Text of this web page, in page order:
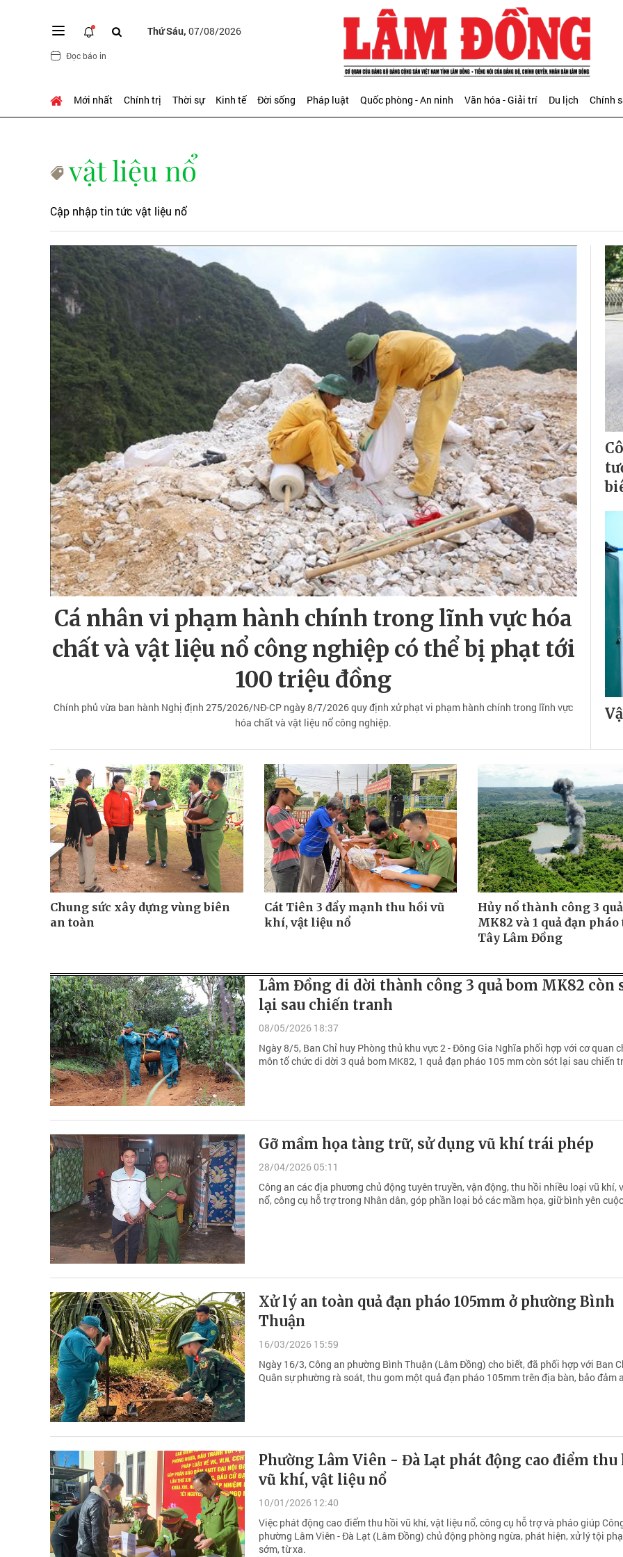
Thứ Sáu, 07/08/2026
Đọc báo in
Mới nhất Chính trị Thời sự Kinh tế Đời sống Pháp luật Quốc phòng - An ninh Văn hóa - Giải trí Du lịch Chính
vật liệu nổ
Cập nhập tin tức vật liệu nổ
Cá nhân vi phạm hành chính trong lĩnh vực hóa
chất và vật liệu nổ công nghiệp có thể bị phạt tới
100 triệu đồng
Chính phủ vừa ban hành Nghị định 275/2026/NĐ-CP ngày 8/7/2026 quy định xử phạt vi phạm hành chính trong lĩnh vực
hóa chất và vật liệu nổ công nghiệp.
Chung sức xây dựng vùng biên
an toàn
Cát Tiên 3 đẩy mạnh thu hồi vũ
khí, vật liệu nổ
Hủy nổ thành công 3
MK82 và 1 quả đạn
Tây Lâm Đồng
Lâm Đồng di dời thành công 3 quả bom MK82 còn
lại sau chiến tranh
08/05/2026 18:37
Ngày 8/5, Ban Chỉ huy Phòng thủ khu vực 2 - Đông Gia Nghĩa phối hợp với cơ quan
môn tổ chức di dời 3 quả bom MK82, 1 quả đạn pháo 105 mm còn sót lại sau chiến
Gỡ mầm họa tàng trữ, sử dụng vũ khí trái phép
28/04/2026 05:11
Công an các địa phương chủ động tuyên truyền, vận động, thu hồi nhiều loại vũ khí,
nổ, công cụ hỗ trợ trong Nhân dân, góp phần loại bỏ các mầm họa, giữ bình yên
Xử lý an toàn quả đạn pháo 105mm ở phường Bình
Thuận
16/03/2026 15:59
Ngày 16/3, Công an phường Bình Thuận (Lâm Đồng) cho biết, đã phối hợp với Ban
Quân sự phường rà soát, thu gom một quả đạn pháo 105mm trên địa bàn, bảo đảm
Phường Lâm Viên - Đà Lạt phát động cao điểm thu
vũ khí, vật liệu nổ
10/01/2026 12:40
Việc phát động cao điểm thu hồi vũ khí, vật liệu nổ, công cụ hỗ trợ và pháo giúp
phường Lâm Viên - Đà Lạt (Lâm Đồng) chủ động phòng ngừa, phát hiện, xử lý tội
sớm, từ xa.